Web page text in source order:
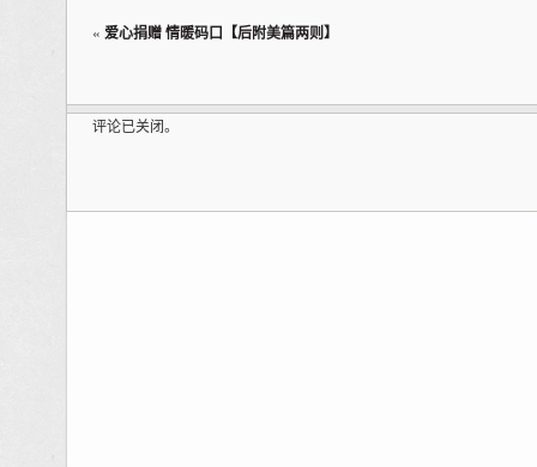
« 爱心捐赠 情暖码口【后附美篇两则】
评论已关闭。